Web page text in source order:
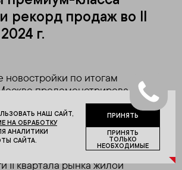
рекорд продаж во II
г.
по итогам
продемонстрировали
девелоперы
тыс. кв. м жилья премиум-
27% больше показателя
года и на 90% выше
периода 2023 года. Эти
II квартала рынка жилой
НАШ САЙТ,
НА ОБРАБОТКУ
АНАЛИТИКИ
САЙТА.
ПРИНЯТЬ
ПРИНЯТЬ
ТОЛЬКО
НЕОБХОДИМЫЕ